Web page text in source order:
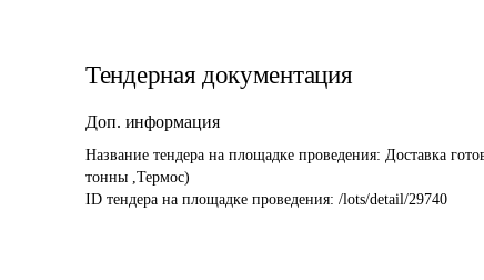
Тендерная документация
Доп. информация
Название тендера на площадке проведения: Доставка
тонны ,Термос)
ID тендера на площадке проведения: /lots/detail/29740